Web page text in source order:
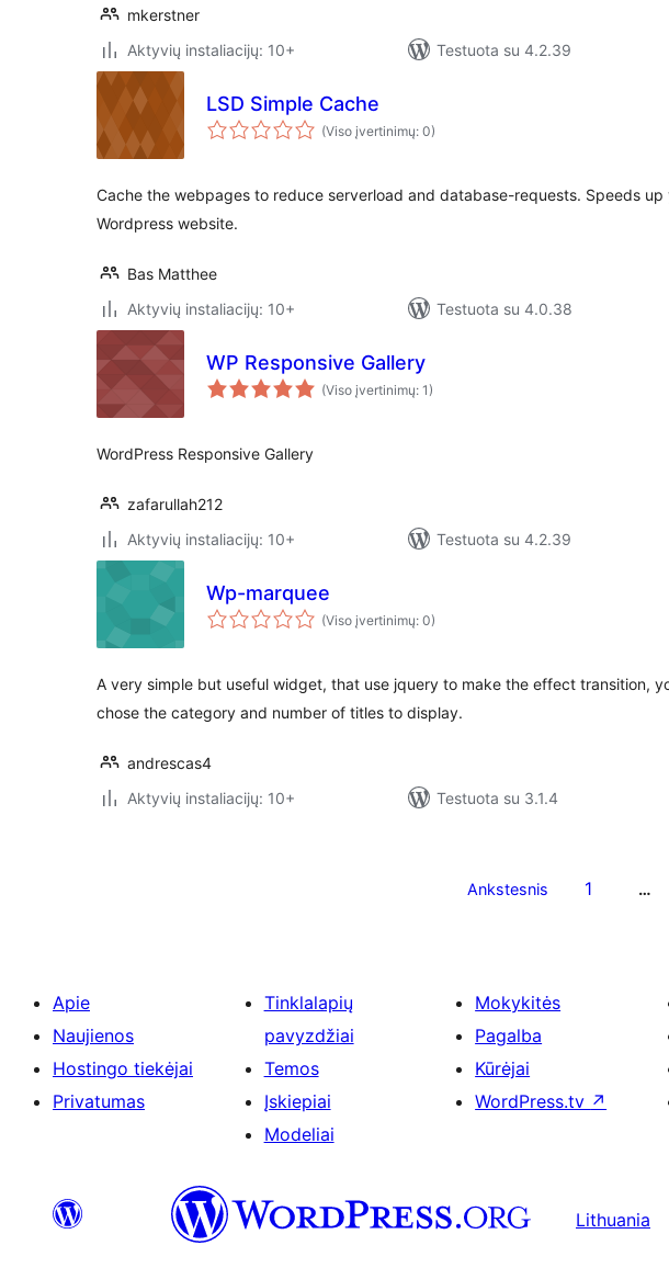
mkerstner
Aktyvių instaliacijų: 10+
Testuota su 4.2.39
LSD Simple Cache
(Viso įvertinimų: 0)
Cache the webpages to reduce serverload and database-requests. Speeds up
Wordpress website.
Bas Matthee
Aktyvių instaliacijų: 10+
Testuota su 4.0.38
WP Responsive Gallery
(Viso įvertinimų: 1)
WordPress Responsive Gallery
zafarullah212
Aktyvių instaliacijų: 10+
Testuota su 4.2.39
Wp-marquee
(Viso įvertinimų: 0)
A very simple but useful widget, that use jquery to make the effect transition,
chose the category and number of titles to display.
andrescas4
Aktyvių instaliacijų: 10+
Testuota su 3.1.4
Ankstesnis 1 …
Apie
Naujienos
Hostingo tiekėjai
Privatumas
Tinklalapių
pavyzdžiai
Temos
Įskiepiai
Modeliai
Mokykitės
Pagalba
Kūrėjai
WordPress.tv ↗
Lithuania